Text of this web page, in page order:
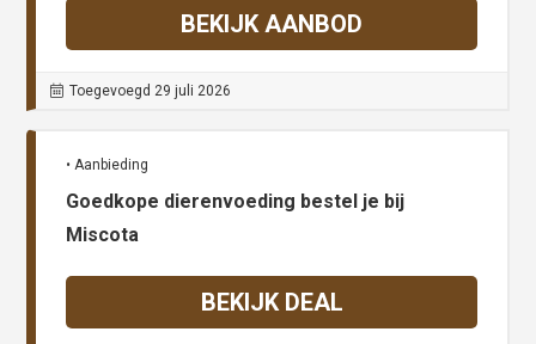
BEKIJK AANBOD
Toegevoegd 29 juli 2026
• Aanbieding
Goedkope dierenvoeding bestel je bij
Miscota
BEKIJK DEAL